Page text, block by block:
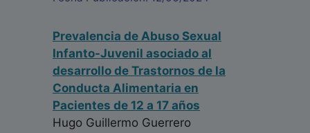
Prevalencia de Abuso Sexual
Infanto-Juvenil asociado al
desarrollo de Trastornos de la
Conducta Alimentaria en
Pacientes de 12 a 17 años
Hugo Guillermo Guerrero